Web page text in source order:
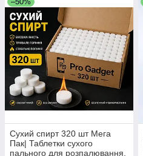
Сухий спирт 320 шт Мега
Пак| Таблетки сухого
пального для розпалювання,